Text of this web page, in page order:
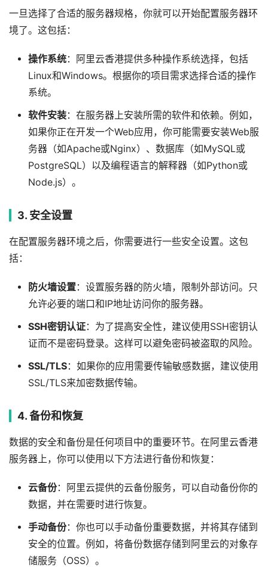
一旦选择了合适的服务器规格，你就可以开始配置服务器环
境了。这包括：
操作系统：阿里云香港提供多种操作系统选择，包括
Linux和Windows。根据你的项目需求选择合适的操作
系统。
软件安装：在服务器上安装所需的软件和依赖。例如，
如果你正在开发一个Web应用，你可能需要安装Web服
务器（如Apache或Nginx）、数据库（如MySQL或
PostgreSQL）以及编程语言的解释器（如Python或
Node.js）。
3. 安全设置
在配置服务器环境之后，你需要进行一些安全设置。这包
括：
防火墙设置：设置服务器的防火墙，限制外部访问。只
允许必要的端口和IP地址访问你的服务器。
SSH密钥认证：为了提高安全性，建议使用SSH密钥认
证而不是密码登录。这样可以避免密码被盗取的风险。
SSL/TLS：如果你的应用需要传输敏感数据，建议使用
SSL/TLS来加密数据传输。
4. 备份和恢复
数据的安全和备份是任何项目中的重要环节。在阿里云香港
服务器上，你可以使用以下方法进行备份和恢复：
云备份：阿里云提供的云备份服务，可以自动备份你的
数据，并在需要时进行恢复。
手动备份：你也可以手动备份重要数据，并将其存储到
安全的位置。例如，将备份数据存储到阿里云的对象存
储服务（OSS）。